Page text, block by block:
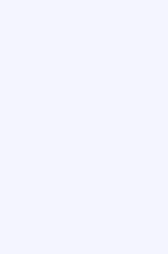
福利厚生！安定性良し